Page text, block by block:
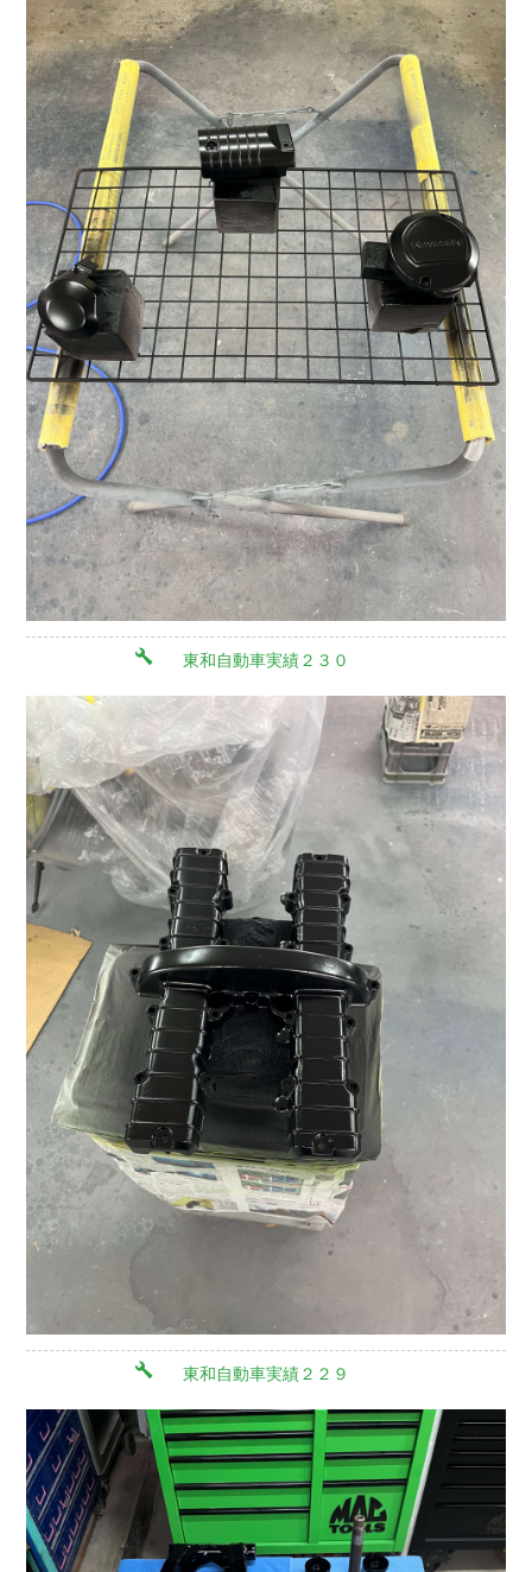
東和自動車実績２３０
東和自動車実績２２９